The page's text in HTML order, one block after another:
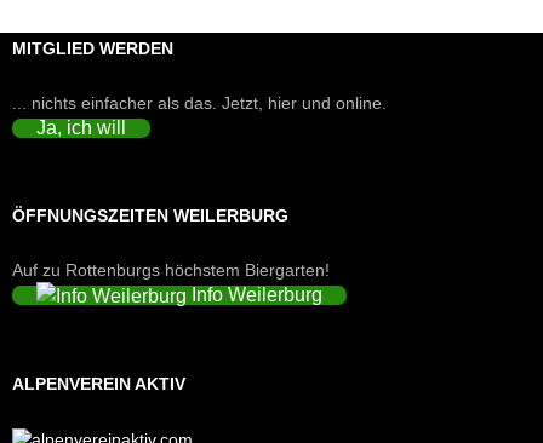
MITGLIED WERDEN
... nichts einfacher als das. Jetzt, hier und online.
Ja, ich will
ÖFFNUNGSZEITEN WEILERBURG
Auf zu Rottenburgs höchstem Biergarten!
Info Weilerburg
ALPENVEREIN AKTIV